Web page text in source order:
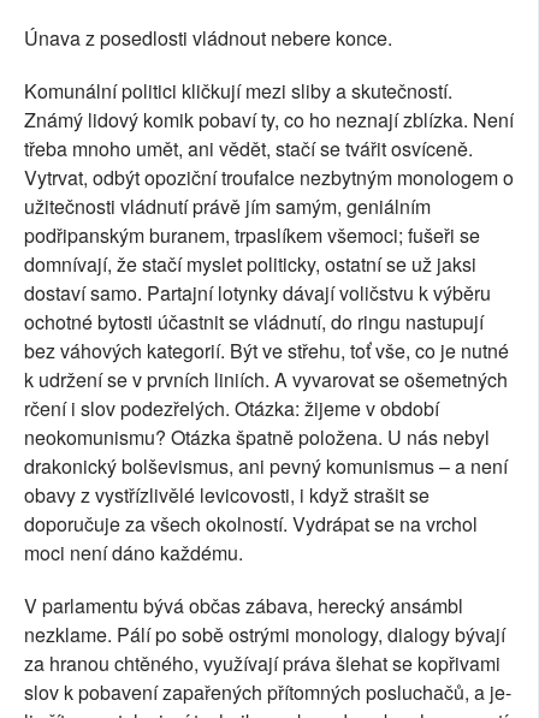
Únava z posedlosti vládnout nebere konce.
Komunální politici kličkují mezi sliby a skutečností.
Známý lidový komik pobaví ty, co ho neznají zblízka. Není
třeba mnoho umět, ani vědět, stačí se tvářit osvíceně.
Vytrvat, odbýt opoziční troufalce nezbytným monologem o
užitečnosti vládnutí právě jím samým, geniálním
podřipanským buranem, trpaslíkem všemoci; fušeři se
domnívají, že stačí myslet politicky, ostatní se už jaksi
dostaví samo. Partajní lotynky dávají voličstvu k výběru
ochotné bytosti účastnit se vládnutí, do ringu nastupují
bez váhových kategorií. Být ve střehu, toť vše, co je nutné
k udržení se v prvních liniích. A vyvarovat se ošemetných
rčení i slov podezřelých. Otázka: žijeme v období
neokomunismu? Otázka špatně položena. U nás nebyl
drakonický bolševismus, ani pevný komunismus – a není
obavy z vystřízlivělé levicovosti, i když strašit se
doporučuje za všech okolností. Vydrápat se na vrchol
moci není dáno každému.
V parlamentu bývá občas zábava, herecký ansámbl
nezklame. Pálí po sobě ostrými monology, dialogy bývají
za hranou chtěného, využívají práva šlehat se kopřivami
slov k pobavení zapařených přítomných posluchačů, a je-